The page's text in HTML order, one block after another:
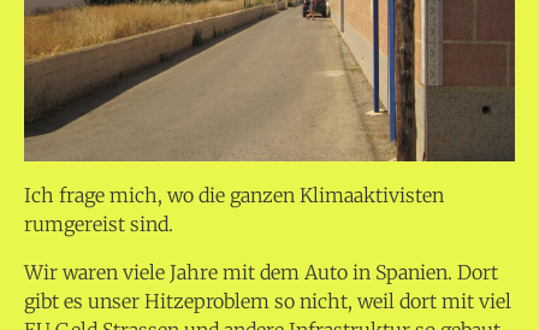
Ich frage mich, wo die ganzen Klimaaktivisten
rumgereist sind.
Wir waren viele Jahre mit dem Auto in Spanien. Dort
gibt es unser Hitzeproblem so nicht, weil dort mit viel